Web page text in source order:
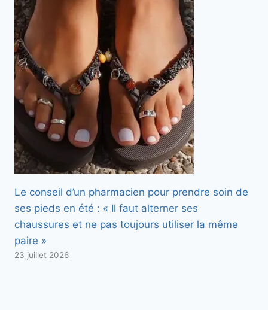
Le conseil d’un pharmacien pour prendre soin de
ses pieds en été : « Il faut alterner ses
chaussures et ne pas toujours utiliser la même
paire »
23 juillet 2026